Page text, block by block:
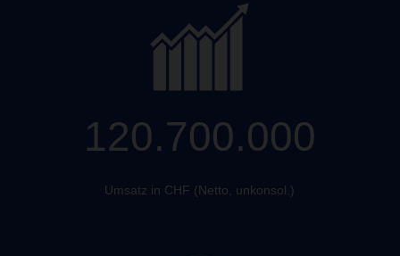
120.700.000
Umsatz in CHF (Netto, unkonsol.)